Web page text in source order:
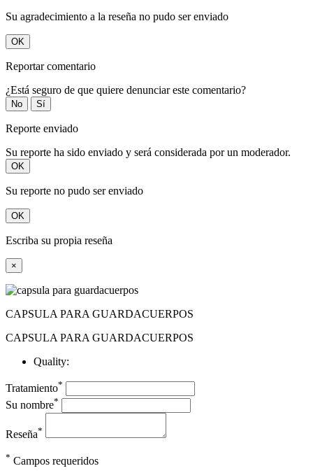
Su agradecimiento a la reseña no pudo ser enviado
OK
Reportar comentario
¿Está seguro de que quiere denunciar este comentario?
No Sí
Reporte enviado
Su reporte ha sido enviado y será considerada por un moderador.
OK
Su reporte no pudo ser enviado
OK
Escriba su propia reseña
×
CAPSULA PARA GUARDACUERPOS
CAPSULA PARA GUARDACUERPOS
Quality:
Tratamiento*
Su nombre*
Reseña*
* Campos requeridos